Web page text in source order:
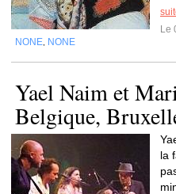
Le
NONE NONE
Yael Naim et
Belgique,
la